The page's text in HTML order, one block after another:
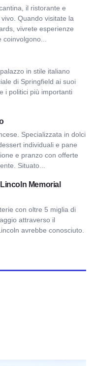
il ristorante e
Quando visitate la
vivrete esperienze
in stile italiano
di Springfield ai suoi
i politici più importanti
Specializzata in dolci
individuali e pane
e pranzo con offerte
Situato...
Memorial
con oltre 5 miglia di
attraverso il
avrebbe conosciuto.
Memorial Garden